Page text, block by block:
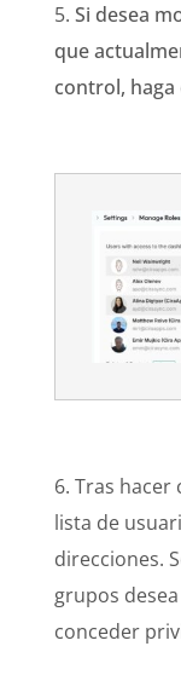
5. Si desea
que
control, haga
6. Tras hacer
lista de
direcciones.
grupos
conceder